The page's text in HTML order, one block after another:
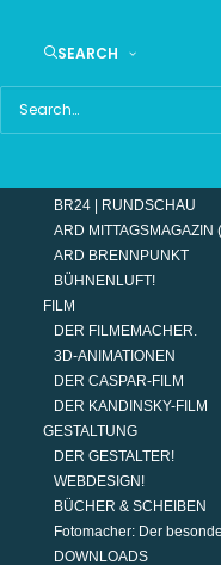
SEARCH
SCHEIDER STARTSEITE
UKRAINE WAR DAY-
TERMINE
BR24 | RUNDSCHAU
ARD MITTAGSMAGAZIN
ARD BRENNPUNKT
BÜHNENLUFT!
FILM
DER FILMEMACHER.
3D-ANIMATIONEN
DER CASPAR-FILM
DER KANDINSKY-FILM
GESTALTUNG
DER GESTALTER!
WEBDESIGN!
BÜCHER & SCHEIBEN
Fotomacher: Der
DOWNLOADS